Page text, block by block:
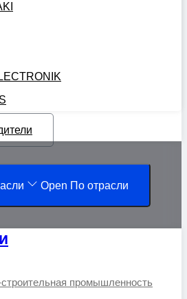
Open По отрасли
промышленность